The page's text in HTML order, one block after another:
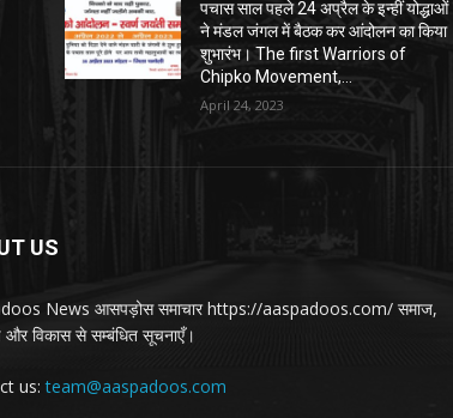
पचास साल पहले 24 अप्रैल के इन्हीं योद्धाओं
ने मंडल जंगल में बैठक कर आंदोलन का किया
शुभारंभ। The first Warriors of
Chipko Movement,...
April 24, 2023
US
News आसपड़ोस समाचार https://aaspadoos.com/ समाज,
और विकास से सम्बंधित सूचनाएँ।
us:team@aaspadoos.com